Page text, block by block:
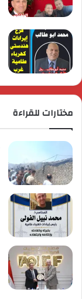
مختارات للقراءة